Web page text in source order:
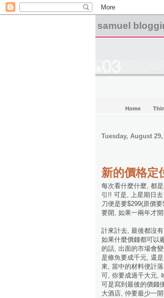
samuel
Home
Tuesday, August 29,
新的價格定
每次看什麼什麼, 都
引!! 可是, 上星期日
刀便是要$299(原價
要開, 如果一兩年才
計來計去, 最後都沒
如果什麼價錢都可以
的話, 出面的市場會
是條魚要成千元, 還
來, 當中的材料便計
可, 你要成過千大元,
可是寫到最後的價錢
大酒店, 仲要最少一